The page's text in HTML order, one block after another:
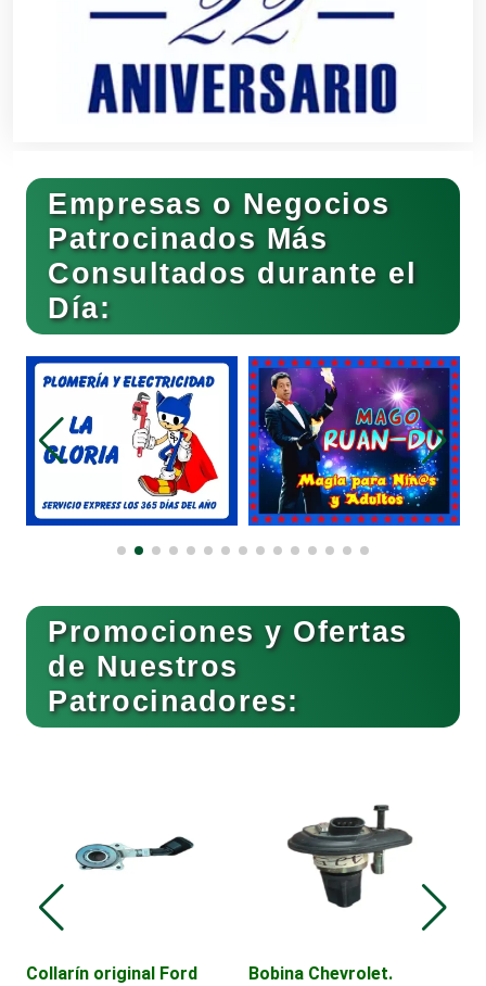
Clubes Deportivos
Cocinas Integrales
Combustibles y Lubricantes
Compresores de aire
Computadoras
Conferencias Empresariales
Construcciones en General
Conversiones Automotrices
Empresas o Negocios
Patrocinados Más
Consultados durante el
Día:
Promociones y Ofertas
de Nuestros
Patrocinadores:
Collarín original Ford
Bobina Chevrolet.